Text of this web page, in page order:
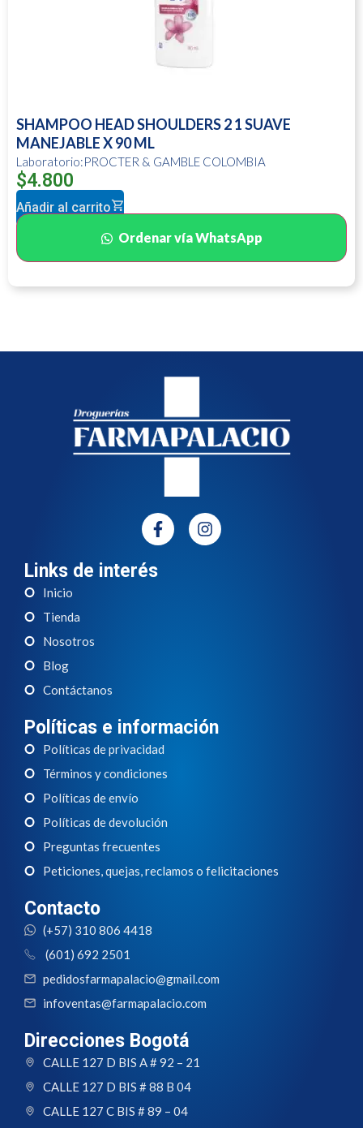
SHAMPOO HEAD SHOULDERS 2 1 SUAVE
MANEJABLE X 90 ML
Laboratorio:PROCTER & GAMBLE COLOMBIA
$4.800
Añadir al carrito
Ordenar vía WhatsApp
Links de interés
Inicio
Tienda
Nosotros
Blog
Contáctanos
Políticas e información
Políticas de privacidad
Términos y condiciones
Políticas de envío
Políticas de devolución
Preguntas frecuentes
Peticiones, quejas, reclamos o felicitaciones
Contacto
(+57) 310 806 4418
(601) 692 2501
pedidosfarmapalacio@gmail.com
infoventas@farmapalacio.com
Direcciones Bogotá
CALLE 127 D BIS A # 92 – 21
CALLE 127 D BIS # 88 B 04
CALLE 127 C BIS # 89 – 04